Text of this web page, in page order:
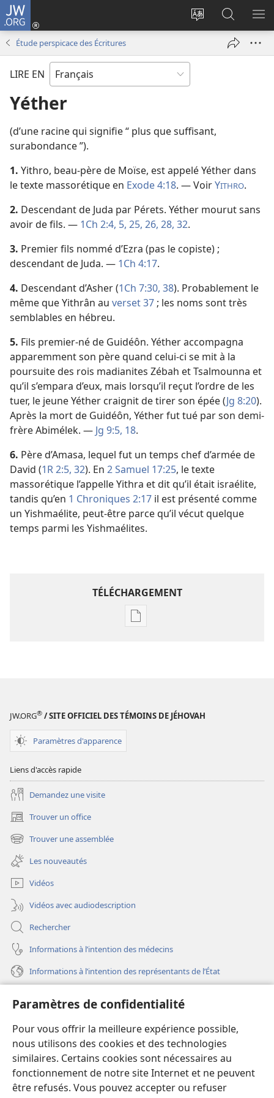
Paramètres de confidentialité
Pour vous offrir la meilleure expérience possible,
nous utilisons des cookies et des technologies
similaires. Certains cookies sont nécessaires au
fonctionnement de notre site Internet et ne peuvent
être refusés. Vous pouvez accepter ou refuser
JW.ORG
Changer
langue
Se
connecter
nouvelle
sur
JW.ORG
Étude perspicace des Écritures
LIRE EN
Yéther
(d’une racine qui signifie “ plus que suffisant,
surabondance ”).
1. Yithro, beau-père de Moïse, est appelé Yéther dans
le texte massorétique en Exode 4:18. — VoirYITHRO.
2. Descendant de Juda par Pérets. Yéther mourut sans
avoir de fils. — 1Ch 2:4, 5, 25, 26, 28, 32.
3. Premier fils nommé d’Ezra (pas le copiste) ;
descendant de Juda. — 1Ch 4:17.
4. Descendant d’Asher (1Ch 7:30, 38). Probablement le
même que Yithrân au verset 37 ; les noms sont très
semblables en hébreu.
5. Fils premier-né de Guidéôn. Yéther accompagna
apparemment son père quand celui-ci se mit à la
poursuite des rois madianites Zébah et Tsalmounna et
qu’il s’empara d’eux, mais lorsqu’il reçut l’ordre de les
tuer, le jeune Yéther craignit de tirer son épée (Jg 8:20).
Après la mort de Guidéôn, Yéther fut tué par son demi-
frère Abimélek. — Jg 9:5, 18.
6. Père d’Amasa, lequel fut un temps chef d’armée de
David (1R 2:5, 32). En 2 Samuel 17:25, le texte
massorétique l’appelle Yithra et dit qu’il était israélite,
tandis qu’en 1 Chroniques 2:17 il est présenté comme
un Yishmaélite, peut-être parce qu’il vécut quelque
temps parmi les Yishmaélites.
TÉLÉCHARGEMENT
Options
Étude
JW.ORG® / SITE OFFICIEL DES TÉMOINS DE JÉHOVAH
Paramètres d'apparence
Liens d'accès rapide
Demandez une visite
Trouver un office
(ouvre
une
nouvelle
fenêtre)
Trouver une assemblée
(ouvre
une
nouvelle
fenêtre)
Les nouveautés
Vidéos
Vidéos avec audiodescription
Rechercher
Informations à l’intention des médecins
Informations à l’intention des représentants de l’État
(ouvre
une
nouvelle
fenêtre)
Bibliothèque en ligne
(ouvre
une
nouvelleJW Hub®
(ouvre